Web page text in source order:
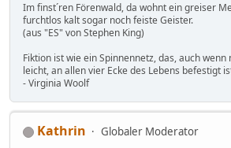
Im finst´ren Förenwald, da wohnt ein greiser
furchtlos kalt sogar noch feiste Geister.
(aus "ES" von Stephen King)
Fiktion ist wie ein Spinnennetz, das, auch
leicht, an allen vier Ecke des Lebens befestigt
- Virginia Woolf
Kathrin
Globaler Moderator